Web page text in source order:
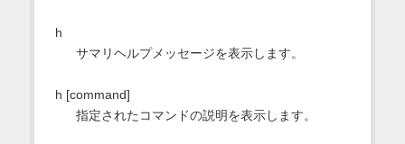
h
サマリヘルプメッセージを表示します。
h [command]
指定されたコマンドの説明を表示します。